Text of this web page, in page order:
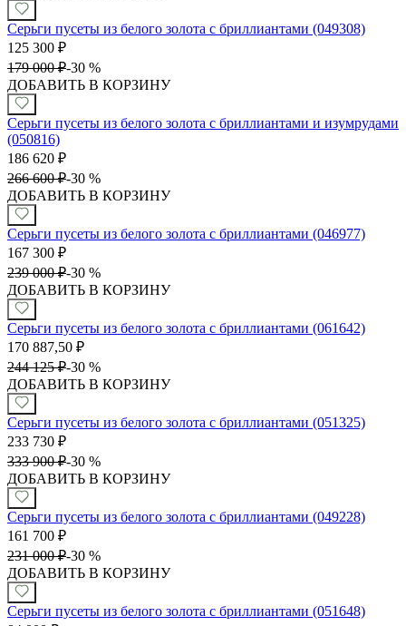
Серьги пусеты из белого золота с бриллиантами (049308)
125 300 ₽
179 000 ₽-30 %
ДОБАВИТЬ В КОРЗИНУ
Серьги пусеты из белого золота с бриллиантами и изумрудами
(050816)
186 620 ₽
266 600 ₽-30 %
ДОБАВИТЬ В КОРЗИНУ
Серьги пусеты из белого золота с бриллиантами (046977)
167 300 ₽
239 000 ₽-30 %
ДОБАВИТЬ В КОРЗИНУ
Серьги пусеты из белого золота с бриллиантами (061642)
170 887,50 ₽
244 125 ₽-30 %
ДОБАВИТЬ В КОРЗИНУ
Серьги пусеты из белого золота с бриллиантами (051325)
233 730 ₽
333 900 ₽-30 %
ДОБАВИТЬ В КОРЗИНУ
Серьги пусеты из белого золота с бриллиантами (049228)
161 700 ₽
231 000 ₽-30 %
ДОБАВИТЬ В КОРЗИНУ
Серьги пусеты из белого золота с бриллиантами (051648)